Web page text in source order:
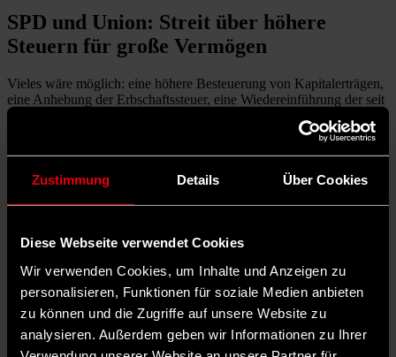
Zustimmung Details Über Cookies
Diese Webseite verwendet Cookies
Wir verwenden Cookies, um Inhalte und Anzeigen zu
personalisieren, Funktionen für soziale Medien anbieten
zu können und die Zugriffe auf unsere Website zu
analysieren. Außerdem geben wir Informationen zu Ihrer
SPD und Union: Streit über höhere
Steuern für große Vermögen
Vieles wäre möglich: eine höhere Besteuerung von Kapitalerträgen,
eine Anhebung der Erbschaftssteuer, eine Wiedereinführung der seit
1997 nicht mehr erhobenen
Vorausgesetzt, es gibt den politischen Willen dazu. Und der ist in der
schwarz-roten Koalition
sehr ungleich verteilt.
Während sich die
lehnen CDU und CSU diese strikt ab. Sie argumentieren, das würde
Skandinavien: Warum hohe Steuern
Wachstum nicht verhindern
Doch ein Blick in unsere Nachbarländer, etwa nach
zeigt: Diese Argumente stimmen nicht. Es ist sehr wohl möglich,